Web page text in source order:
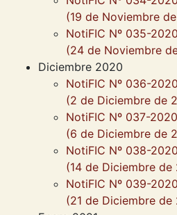
(19 de Noviembre
NotiFIC Nº 035-2020
(24 de Noviembre
Diciembre 2020
NotiFIC Nº 036-2020
(2 de Diciembre de
NotiFIC Nº 037-2020
(6 de Diciembre de
NotiFIC Nº 038-2020
(14 de Diciembre de
NotiFIC Nº 039-2020
(21 de Diciembre de